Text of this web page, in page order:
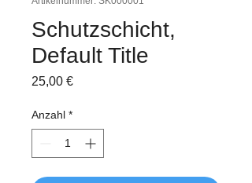
Schutzschicht,
Default Title
25,00 €Preis
Anzahl *